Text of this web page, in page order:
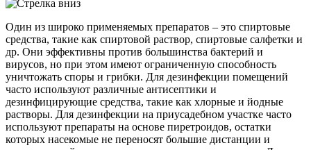
Один из широко применяемых препаратов – это спиртовые
средства, такие как спиртовой раствор, спиртовые салфетки и
др. Они эффективны против большинства бактерий и
вирусов, но при этом имеют ограниченную способность
уничтожать споры и грибки. Для дезинфекции помещений
часто используют различные антисептики и
дезинфицирующие средства, такие как хлорные и йодные
растворы. Для дезинфекции на приусадебном участке часто
используют препараты на основе пиретроидов, остатки
которых насекомые не переносят большие дистанции и